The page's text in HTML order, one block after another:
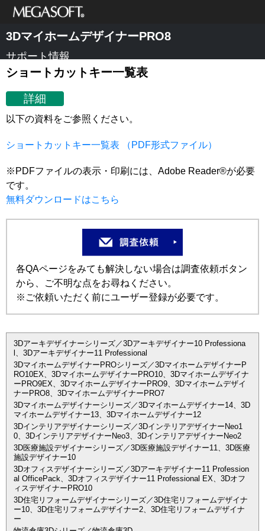
メガソフト株式
会社
3DマイホームデザイナーPRO8
サポート情報
ショートカットキー一覧表
詳細
以下の資料をご参照ください。
ショートカットキー一覧表 （PDF形式ファイル）
※PDFファイルの表示・印刷には、Adobe Reader®が必要
です。
無料ダウンロードはこちら
各QAページをみても解決しない場合は調査依頼ボタン
から、ご不明な点をお尋ねください。
※ご依頼いただく前にユーザー登録が必要です。
3Dアーキデザイナーシリーズ／3Dアーキデザイナー10 Professiona
l、3Dアーキデザイナー11 Professional
3DマイホームデザイナーPROシリーズ／3DマイホームデザイナーP
RO10EX、3DマイホームデザイナーPRO10、3Dマイホームデザイナ
ーPRO9EX、3DマイホームデザイナーPRO9、3Dマイホームデザイ
ナーPRO8、3DマイホームデザイナーPRO7
3Dマイホームデザイナーシリーズ／3Dマイホームデザイナー14、3D
マイホームデザイナー13、3Dマイホームデザイナー12
3Dインテリアデザイナーシリーズ／3DインテリアデザイナーNeo1
0、3DインテリアデザイナーNeo3、3DインテリアデザイナーNeo2
3D医療施設デザイナーシリーズ／3D医療施設デザイナー11、3D医療
施設デザイナー10
3Dオフィスデザイナーシリーズ／3Dアーキデザイナー11 Profession
al OfficePack、3Dオフィスデザイナー11 Professional EX、3Dオフ
ィスデザイナーPRO10
3D住宅リフォームデザイナーシリーズ／3D住宅リフォームデザイナ
ー10、3D住宅リフォームデザイナー2、3D住宅リフォームデザイナ
ー